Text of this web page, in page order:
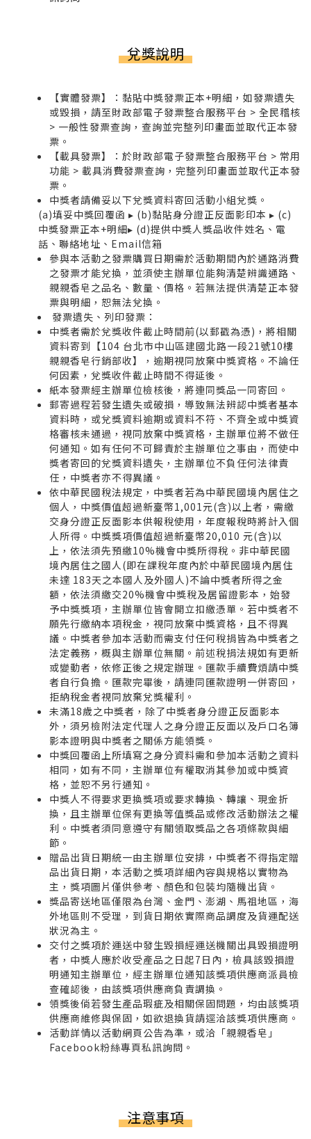
兌獎說明
【實體發票】：黏貼中獎發票正本+明細，如發票遺失
或毀損，請至財政部電子發票整合服務平台 > 全民稽核
> 一般性發票查詢，查詢並完整列印畫面並取代正本發
票。
【載具發票】：於財政部電子發票整合服務平台 > 常用
功能 > 載具消費發票查詢，完整列印畫面並取代正本發
票。
中獎者請備妥以下兌獎資料寄回活動小組兌獎。
(a)填妥中獎回覆函 ▸ (b)黏貼身分證正反面影印本 ▸ (c)
中獎發票正本+明細▸ (d)提供中獎人獎品收件姓名、電
話、聯絡地址、Email信箱
參與本活動之發票購買日期需於活動期間內於通路消費
之發票才能兌換，並須使主辦單位能夠清楚辨識通路、
親親香皂之品名、數量、價格。若無法提供清楚正本發
票與明細，恕無法兌換。
發票遺失、列印發票：
中獎者需於兌獎收件截止時間前(以郵戳為憑)，將相關
資料寄到【104 台北市中山區建國北路一段21號10樓
親親香皂行銷部收】，逾期視同放棄中獎資格。不論任
何因素，兌獎收件截止時間不得延後。
紙本發票經主辦單位檢核後，將連同獎品一同寄回。
郵寄過程若發生遺失或破損，導致無法辨認中獎者基本
資料時，或兌獎資料逾期或資料不符、不齊全或中獎資
格審核未通過，視同放棄中獎資格，主辦單位將不做任
何通知。如有任何不可歸責於主辦單位之事由，而使中
獎者寄回的兌獎資料遺失，主辦單位不負任何法律責
任，中獎者亦不得異議。
依中華民國稅法規定，中獎者若為中華民國境內居住之
個人，中獎價值超過新臺幣1,001元(含)以上者，需繳
交身分證正反面影本供報稅使用，年度報稅時將計入個
人所得。中獎獎項價值超過新臺幣20,010 元(含)以
上，依法須先預繳10%機會中獎所得稅。非中華民國
境內居住之國人(即在課稅年度內於中華民國境內居住
未達 183天之本國人及外國人)不論中獎者所得之金
額，依法須繳交20%機會中獎稅及居留證影本，始發
予中獎獎項，主辦單位皆會開立扣繳憑單。若中獎者不
願先行繳納本項稅金，視同放棄中獎資格，且不得異
議。中獎者參加本活動而需支付任何稅捐皆為中獎者之
法定義務，概與主辦單位無關。前述稅捐法規如有更新
或變動者，依修正後之規定辦理。匯款手續費煩請中獎
者自行負擔。匯款完畢後，請連同匯款證明一併寄回，
拒納稅金者視同放棄兌獎權利。
未滿18歲之中獎者，除了中獎者身分證正反面影本
外，須另檢附法定代理人之身分證正反面以及戶口名簿
影本證明與中獎者之關係方能領獎。
中獎回覆函上所填寫之身分資料需和參加本活動之資料
相同，如有不同，主辦單位有權取消其參加或中獎資
格，並恕不另行通知。
中獎人不得要求更換獎項或要求轉換、轉讓、現金折
換，且主辦單位保有更換等值獎品或修改活動辦法之權
利。中獎者須同意遵守有關領取獎品之各項條款與細
節。
贈品出貨日期統一由主辦單位安排，中獎者不得指定贈
品出貨日期，本活動之獎項詳細內容與規格以實物為
主，獎項圖片僅供參考、顏色和包裝均隨機出貨。
獎品寄送地區僅限為台灣、金門、澎湖、馬祖地區，海
外地區則不受理，到貨日期依實際商品調度及貨運配送
狀況為主。
交付之獎項於運送中發生毀損經運送機關出具毀損證明
者，中獎人應於收受產品之日起7日內，檢具該毀損證
明通知主辦單位，經主辦單位通知該獎項供應商派員檢
查確認後，由該獎項供應商負責調換。
領獎後倘若發生產品瑕疵及相關保固問題，均由該獎項
供應商維修與保固，如欲退換貨請逕洽該獎項供應商。
活動詳情以活動網頁公告為準，或洽「親親香皂」
Facebook粉絲專頁私訊詢問。
注意事項